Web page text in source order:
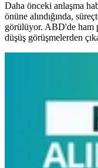
Daha önceki anlaşma
önüne alındığında,
görülüyor. ABD'de ham
düşüş görüşmelerden